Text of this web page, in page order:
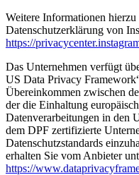
Weitere Informationen
Datenschutzerklärung von
https://
Das Unternehmen verfügt
US Data Privacy
Übereinkommen zwischen
der die Einhaltung
Datenverarbeitungen in den
dem DPF zertifizierte
Datenschutzstandards
erhalten Sie vom Anbieter
https://